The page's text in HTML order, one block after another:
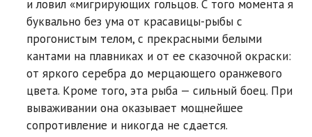
и ловил «мигрирующих гольцов. С того момента я
буквально без ума от красавицы-рыбы с
прогонистым телом, с прекрасными белыми
кантами на плавниках и от ее сказочной окраски:
от яркого серебра до мерцающего оранжевого
цвета. Кроме того, эта рыба — сильный боец. При
вываживании она оказывает мощнейшее
сопротивление и никогда не сдается.